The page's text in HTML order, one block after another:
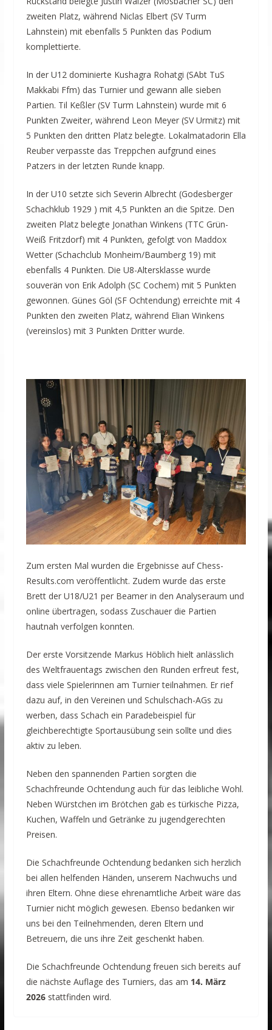
zweiten Platz, während Niclas Elbert (SV Turm
Lahnstein) mit ebenfalls 5 Punkten das Podium
komplettierte.
In der U12 dominierte Kushagra Rohatgi (SAbt TuS
Makkabi Ffm) das Turnier und gewann alle sieben
Partien. Til Keßler (SV Turm Lahnstein) wurde mit 6
Punkten Zweiter, während Leon Meyer (SV Urmitz) mit
5 Punkten den dritten Platz belegte. Lokalmatadorin Ella
Reuber verpasste das Treppchen aufgrund eines
Patzers in der letzten Runde knapp.
In der U10 setzte sich Severin Albrecht (Godesberger
Schachklub 1929 ) mit 4,5 Punkten an die Spitze. Den
zweiten Platz belegte Jonathan Winkens (TTC Grün-
Weiß Fritzdorf) mit 4 Punkten, gefolgt von Maddox
Wetter (Schachclub Monheim/Baumberg 19) mit
ebenfalls 4 Punkten. Die U8-Altersklasse wurde
souverän von Erik Adolph (SC Cochem) mit 5 Punkten
gewonnen. Günes Göl (SF Ochtendung) erreichte mit 4
Punkten den zweiten Platz, während Elian Winkens
(vereinslos) mit 3 Punkten Dritter wurde.
Zum ersten Mal wurden die Ergebnisse auf Chess-
Results.com veröffentlicht. Zudem wurde das erste
Brett der U18/U21 per Beamer in den Analyseraum und
online übertragen, sodass Zuschauer die Partien
hautnah verfolgen konnten.
Der erste Vorsitzende Markus Höblich hielt anlässlich
des Weltfrauentags zwischen den Runden erfreut fest,
dass viele Spielerinnen am Turnier teilnahmen. Er rief
dazu auf, in den Vereinen und Schulschach-AGs zu
werben, dass Schach ein Paradebeispiel für
gleichberechtigte Sportausübung sein sollte und dies
aktiv zu leben.
Neben den spannenden Partien sorgten die
Schachfreunde Ochtendung auch für das leibliche Wohl.
Neben Würstchen im Brötchen gab es türkische Pizza,
Kuchen, Waffeln und Getränke zu jugendgerechten
Preisen.
Die Schachfreunde Ochtendung bedanken sich herzlich
bei allen helfenden Händen, unserem Nachwuchs und
ihren Eltern. Ohne diese ehrenamtliche Arbeit wäre das
Turnier nicht möglich gewesen. Ebenso bedanken wir
uns bei den Teilnehmenden, deren Eltern und
Betreuern, die uns ihre Zeit geschenkt haben.
Die Schachfreunde Ochtendung freuen sich bereits auf
die nächste Auflage des Turniers, das am 14. März
2026stattfinden wird.